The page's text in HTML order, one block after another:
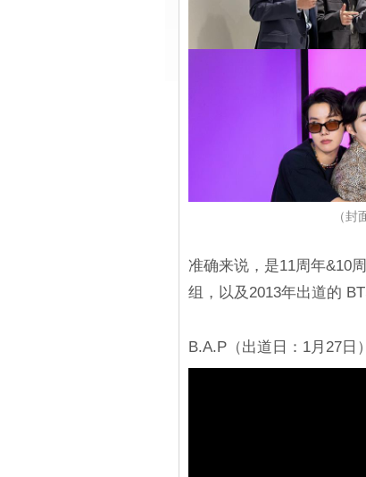
（封
准确来说，是11周年&10
组，以及2013年出道的
B.A.P（出道日：1月27日）